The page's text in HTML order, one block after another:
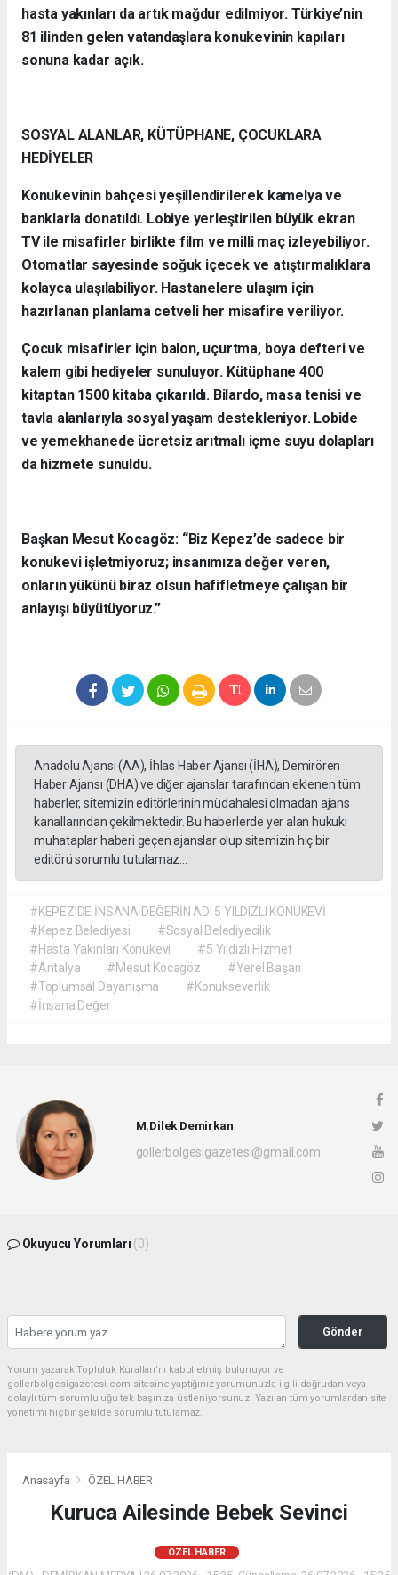
hasta yakınları da artık mağdur edilmiyor. Türkiye’nin
81 ilinden gelen vatandaşlara konukevinin kapıları
sonuna kadar açık.
SOSYAL ALANLAR, KÜTÜPHANE, ÇOCUKLARA
HEDİYELER
Konukevinin bahçesi yeşillendirilerek kamelya ve
banklarla donatıldı. Lobiye yerleştirilen büyük ekran
TV ile misafirler birlikte film ve milli maç izleyebiliyor.
Otomatlar sayesinde soğuk içecek ve atıştırmalıklara
kolayca ulaşılabiliyor. Hastanelere ulaşım için
hazırlanan planlama cetveli her misafire veriliyor.
Çocuk misafirler için balon, uçurtma, boya defteri ve
kalem gibi hediyeler sunuluyor. Kütüphane 400
kitaptan 1500 kitaba çıkarıldı. Bilardo, masa tenisi ve
tavla alanlarıyla sosyal yaşam destekleniyor. Lobide
ve yemekhanede ücretsiz arıtmalı içme suyu dolapları
da hizmete sunuldu.
Başkan Mesut Kocagöz: “Biz Kepez’de sadece bir
konukevi işletmiyoruz; insanımıza değer veren,
onların yükünü biraz olsun hafifletmeye çalışan bir
anlayışı büyütüyoruz.”
Anadolu Ajansı (AA), İhlas Haber Ajansı (İHA), Demirören
Haber Ajansı (DHA) ve diğer ajanslar tarafından eklenen tüm
haberler, sitemizin editörlerinin müdahalesi olmadan ajans
kanallarından çekilmektedir. Bu haberlerde yer alan hukuki
muhataplar haberi geçen ajanslar olup sitemizin hiç bir
editörü sorumlu tutulamaz...
#KEPEZ’DE İNSANA DEĞERİN ADI 5 YILDIZLI KONUKEVİ
#Kepez Belediyesi
#Sosyal Belediyecilik
#Hasta Yakınları Konukevi
#5 Yıldızlı Hizmet
#Antalya
#Mesut Kocagöz
#Yerel Başarı
#Toplumsal Dayanışma
#Konukseverlik
#İnsana Değer
M.Dilek Demirkan
gollerbolgesigazetesi@gmail.com
Okuyucu Yorumları (0)
Gönder
Yorum yazarak Topluluk Kuralları’nı kabul etmiş bulunuyor ve
gollerbolgesigazetesi.com sitesine yaptığınız yorumunuzla ilgili doğrudan veya
dolaylı tüm sorumluluğu tek başınıza üstleniyorsunuz. Yazılan tüm yorumlardan site
yönetimi hiçbir şekilde sorumlu tutulamaz.
Anasayfa ÖZEL HABER
Kuruca Ailesinde Bebek Sevinci
ÖZEL HABER